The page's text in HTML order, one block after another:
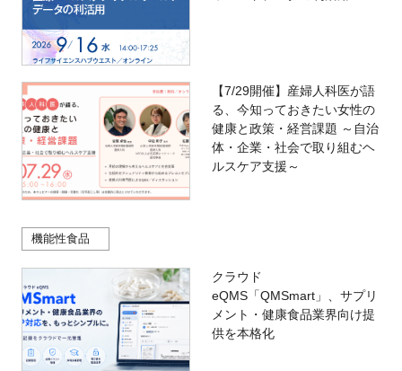
【7/29開催】産婦人科医が語
る、今知っておきたい女性の
健康と政策・経営課題 ～自治
体・企業・社会で取り組むヘ
ルスケア支援～
機能性食品
クラウド
eQMS「QMSmart」、サプリ
メント・健康食品業界向け提
供を本格化